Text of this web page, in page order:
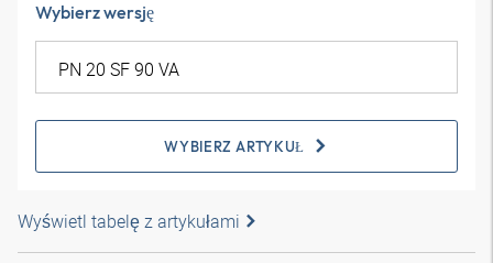
Wybierz wersję
WYBIERZ ARTYKUŁ
Wyświetl tabelę z artykułami